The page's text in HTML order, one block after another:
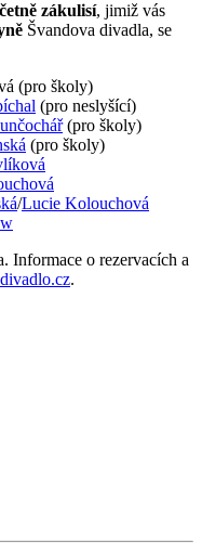
zákulisí, jimiž vás
Švandova divadla, se
(pro školy)
(pro neslyšící)
(pro školy)
(pro školy)
/Lucie Kolouchová
Informace o rezervacích a
.